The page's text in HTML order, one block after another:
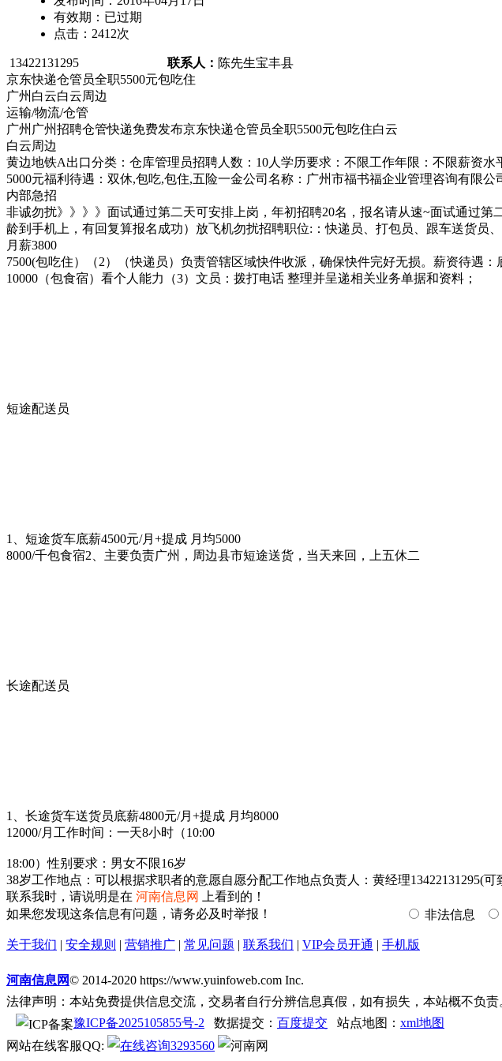
有效期： 已过期
点击： 2412次
13422131295 联系人： 陈先生宝丰县
京东快递仓管员全职5500元包吃住
广州白云白云周边
运输/物流/仓管
广州广州招聘仓管快递免费发布京东快递仓管员全职5500元包吃住白云
白云周边
黄边地铁A出口分类：仓库管理员招聘人数：10人学历要求：不限工作年限：不限薪资水
5000元福利待遇：双休,包吃,包住,五险一金公司名称：广州市福书福企业管理咨询有限
内部急招
非诚勿扰》》》》面试通过第二天可安排上岗，年初招聘20名，报名请从速~面试通过
龄到手机上，有回复算报名成功）放飞机勿扰招聘职位:：快递员、打包员、跟车送货员
月薪3800
7500(包吃住）（2）（快递员）负责管辖区域快件收派，确保快件完好无损。薪资待遇：
10000（包食宿）看个人能力（3）文员：拨打电话 整理并呈递相关业务单据和资料；
短途配送员
1、短途货车底薪4500元/月+提成 月均5000
8000/千包食宿2、主要负责广州，周边县市短途送货，当天来回，上五休二
长途配送员
1、长途货车送货员底薪4800元/月+提成 月均8000
12000/月工作时间：一天8小时（10:00
18:00）性别要求：男女不限16岁
38岁工作地点：可以根据求职者的意愿自愿分配工作地点负责人：黄经理13422131295(
联系我时，请说明是在 河南信息网
上看到的！
如果您发现这条信息有问题，请务必及时举报！
非法信息
关于我们 | 安全规则 | 营销推广 | 常见问题 | 联系我们 | VIP会员开通 | 手机版
河南信息网© 2014-2020 https://www.yuinfoweb.com Inc.
法律声明：本站免费提供信息交流，交易者自行分辨信息真假，如有损失，本站概不负
豫ICP备2025105855号-2 数据提交： 百度提交 站点地图： xml地图
网站在线客服QQ:
3293560